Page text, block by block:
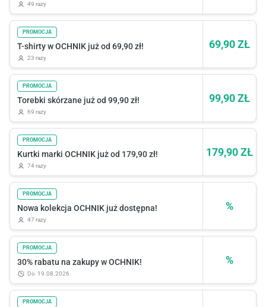
49 razy
69,90 ZŁ
PROMOCJA
T-shirty w OCHNIK już od 69,90 zł!
23 razy
99,90 ZŁ
PROMOCJA
Torebki skórzane już od 99,90 zł!
69 razy
179,90 ZŁ
PROMOCJA
Kurtki marki OCHNIK już od 179,90 zł!
74 razy
%
PROMOCJA
Nowa kolekcja OCHNIK już dostępna!
47 razy
%
PROMOCJA
30% rabatu na zakupy w OCHNIK!
do 19.08.2026
PROMOCJA